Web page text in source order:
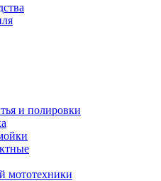
и полировки
мототехники